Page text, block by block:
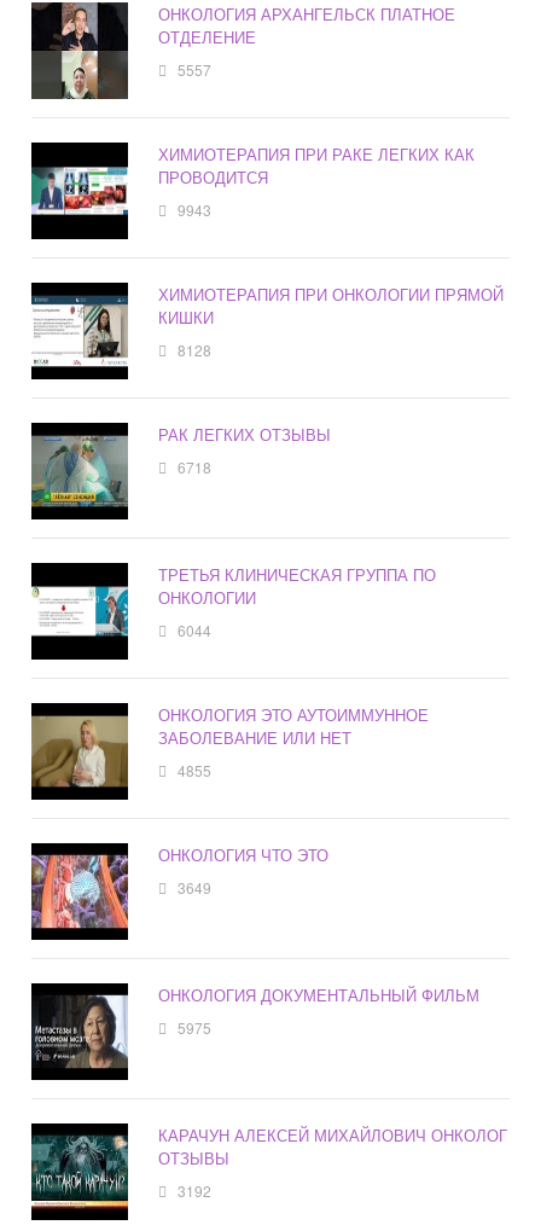
ОНКОЛОГИЯ АРХАНГЕЛЬСК ПЛАТНОЕ
ОТДЕЛЕНИЕ
5557
ХИМИОТЕРАПИЯ ПРИ РАКЕ ЛЕГКИХ КАК
ПРОВОДИТСЯ
9943
ХИМИОТЕРАПИЯ ПРИ ОНКОЛОГИИ ПРЯМОЙ
КИШКИ
8128
РАК ЛЕГКИХ ОТЗЫВЫ
6718
ТРЕТЬЯ КЛИНИЧЕСКАЯ ГРУППА ПО
ОНКОЛОГИИ
6044
ОНКОЛОГИЯ ЭТО АУТОИММУННОЕ
ЗАБОЛЕВАНИЕ ИЛИ НЕТ
4855
ОНКОЛОГИЯ ЧТО ЭТО
3649
ОНКОЛОГИЯ ДОКУМЕНТАЛЬНЫЙ ФИЛЬМ
5975
КАРАЧУН АЛЕКСЕЙ МИХАЙЛОВИЧ ОНКОЛОГ
ОТЗЫВЫ
3192